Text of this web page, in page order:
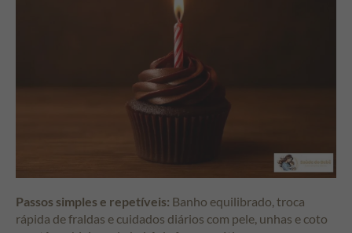
Passos simples e repetíveis: Banho equilibrado, troca
rápida de fraldas e cuidados diários com pele, unhas e coto